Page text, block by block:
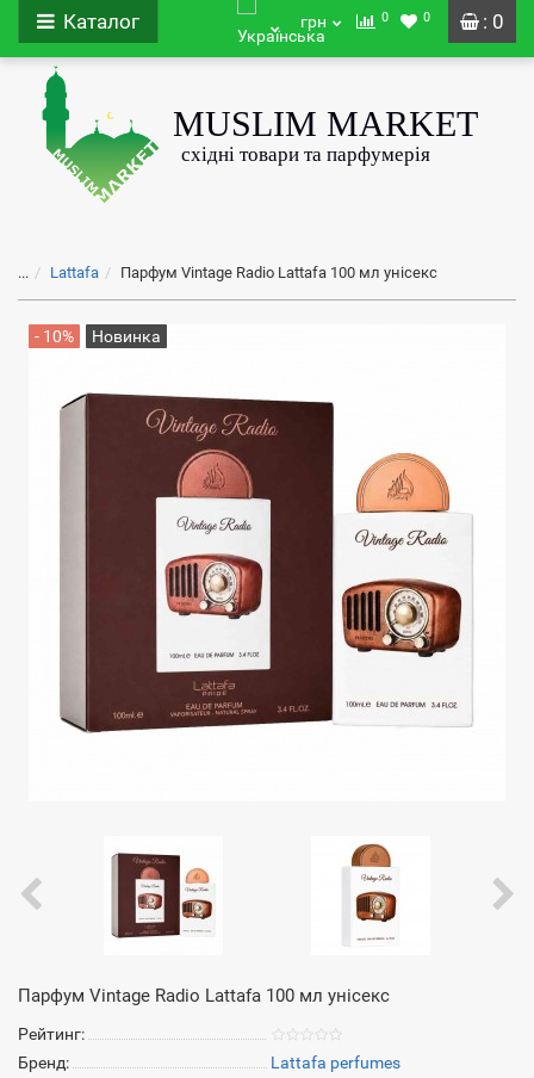
: 0
Каталог грн 0 0
... Lattafa Парфум Vintage Radio Lattafa 100 мл унісекс
- 10% Новинка
Парфум Vintage Radio Lattafa 100 мл унісекс
Рейтинг:
Бренд:
Lattafa perfumes